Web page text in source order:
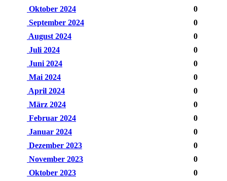
Oktober 2024
0
September 2024
0
August 2024
0
Juli 2024
0
Juni 2024
0
Mai 2024
0
April 2024
0
März 2024
0
Februar 2024
0
Januar 2024
0
Dezember 2023
0
November 2023
0
Oktober 2023
0